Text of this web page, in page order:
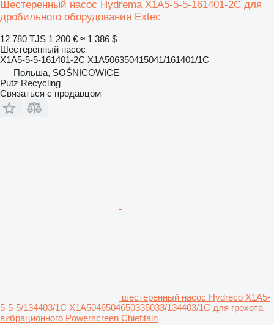
Шестеренный насос Hydrema X1A5-5-5-161401-2C для
дробильного оборудования Extec
12 780 TJS 1 200 € ≈ 1 386 $
Шестеренный насос
X1A5-5-5-161401-2C X1A506350415041/161401/1C
Польша, SOŚNICOWICE
Putz Recycling
Связаться с продавцом
шестеренный насос Hydreco X1A5-
5-5-5/134403/1C X1A5046504650335033/134403/1C для грохота
вибрационного Powerscreen Chiefitain